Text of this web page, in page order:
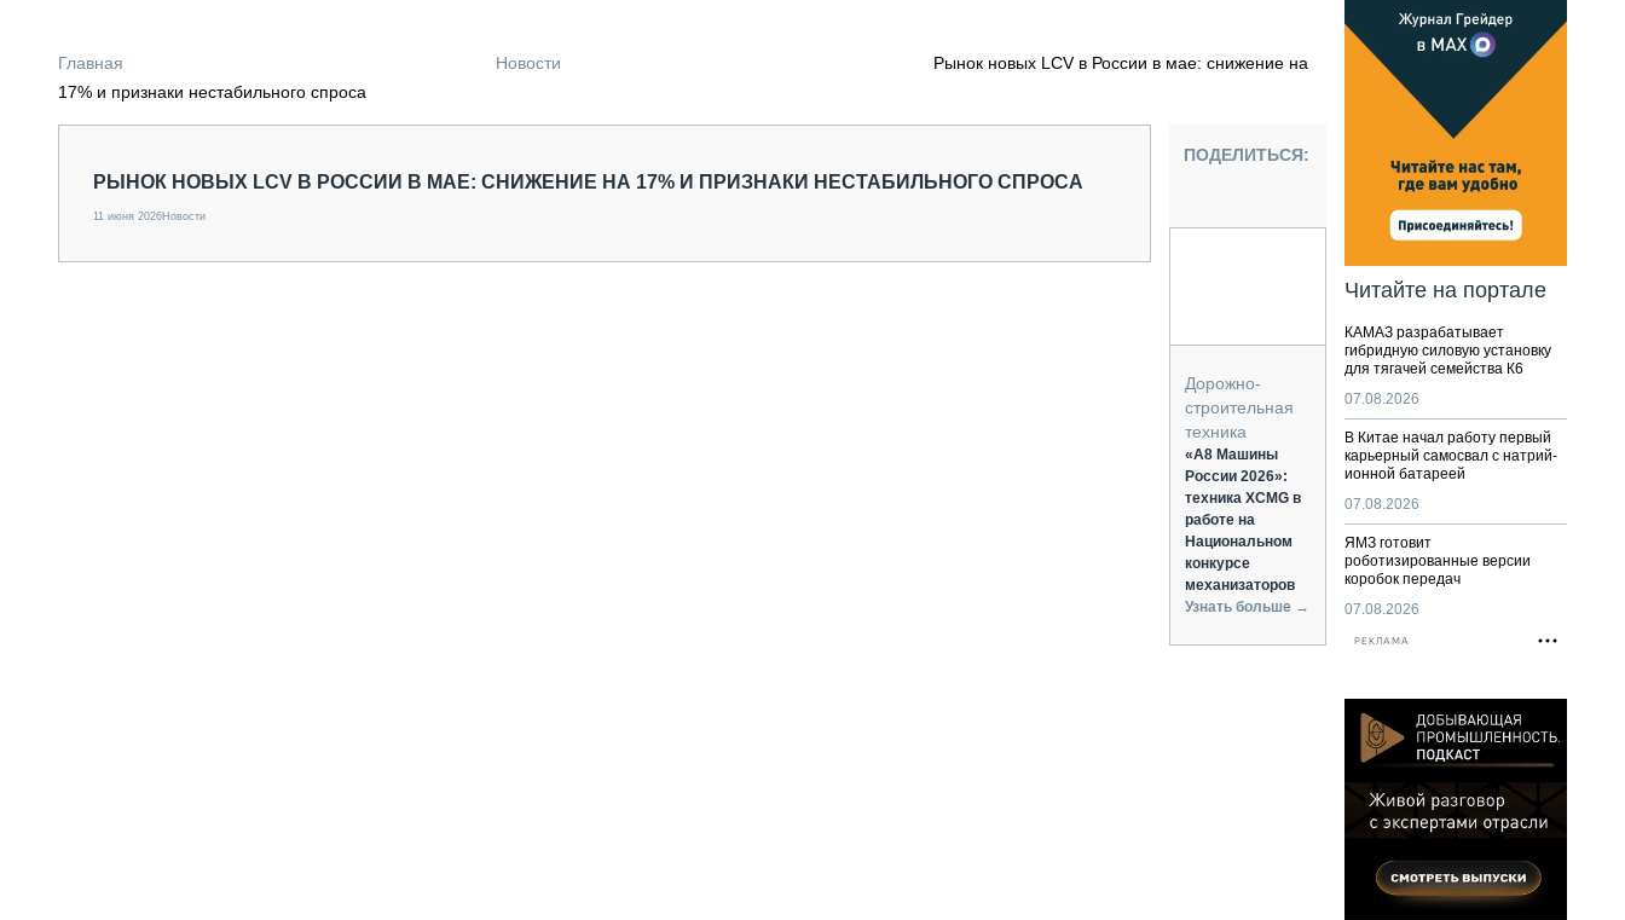
ОБЗОР РЫНКА
ГРУЗОПЕРЕВОЗКИ
ИСПЫТАТЕЛИ
ПОДЪЁМНАЯ ТЕХНИКА
ПАССАЖИРСКИЙ ТРАНСПОРТ
Главная Новости
Рынок новых LCV в России в мае: снижение на
17% и признаки нестабильного спроса
РЫНОК НОВЫХ LCV В РОССИИ В МАЕ: СНИЖЕНИЕ НА 17% И ПРИЗНАКИ НЕСТАБИЛЬНОГО СПРОСА
11 июня 2026Новости
ПОДЕЛИТЬСЯ:
Дорожно-
строительная
техника
«А8 Машины
России 2026»:
техника XCMG в
работе на
Национальном
конкурсе
механизаторов
Узнать больше →
Читайте на портале
КАМАЗ разрабатывает
гибридную силовую установку
для тягачей семейства К6
07.08.2026
В Китае начал работу первый
карьерный самосвал с натрий-
ионной батареей
07.08.2026
ЯМЗ готовит
роботизированные версии
коробок передач
07.08.2026
РЕКЛАМА